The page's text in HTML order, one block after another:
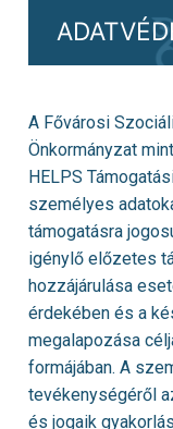
A Fővárosi
Önkormányzat
HELPS
személyes
támogatásra
igénylő előzetes
hozzájárulása
érdekében és a
megalapozása
formájában. A
tevékenységéről
és jogaik